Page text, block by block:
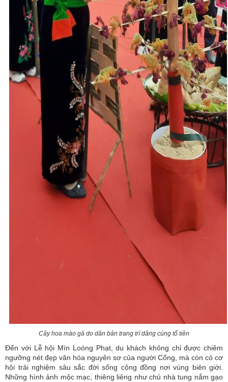
Cây hoa mào gà do dân bản trang trí dâng cúng tổ tiên
Đến với Lễ hội Mìn Loóng Phạt, du khách không chỉ được chiêm
ngưỡng nét đẹp văn hóa nguyên sơ của người Cống, mà còn có cơ
hội trải nghiệm sâu sắc đời sống cộng đồng nơi vùng biên giới.
Những hình ảnh mộc mạc, thiêng liêng như chủ nhà tung nắm gạo